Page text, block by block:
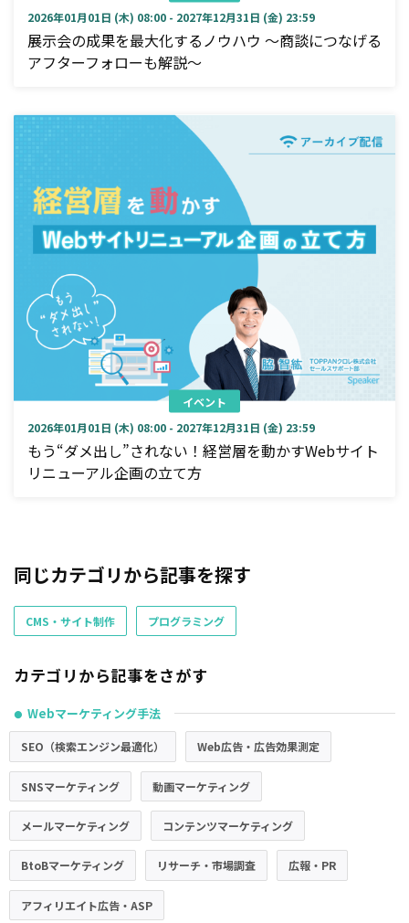
2026年01月01日 (木) 08:00 - 2027年12月31日 (金) 23:59
展示会の成果を最大化するノウハウ ～商談につなげる
アフターフォローも解説～
イベント
2026年01月01日 (木) 08:00 - 2027年12月31日 (金) 23:59
もう“ダメ出し”されない！経営層を動かすWebサイト
リニューアル企画の立て方
同じカテゴリから記事を探す
CMS・サイト制作 プログラミング
カテゴリから記事をさがす
● Webマーケティング手法
SEO（検索エンジン最適化） Web広告・広告効果測定
SNSマーケティング 動画マーケティング
メールマーケティング コンテンツマーケティング
BtoBマーケティング リサーチ・市場調査 広報・PR
アフィリエイト広告・ASP